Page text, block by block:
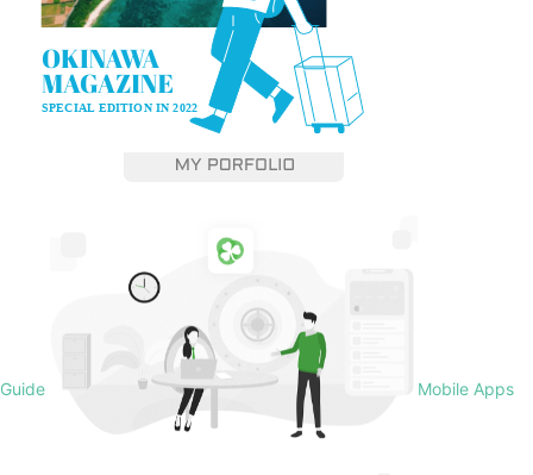
Guide Mobile Apps